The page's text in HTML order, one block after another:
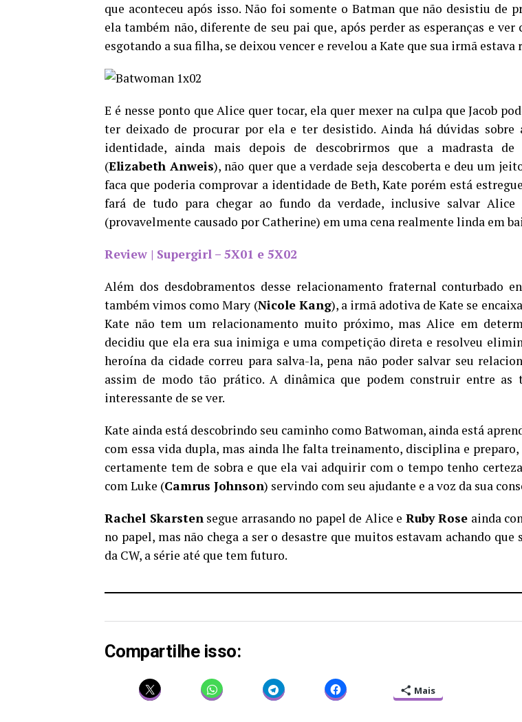
que aconteceu após isso. Não foi somente o Batman que não desistiu de
ela também não, diferente de seu pai que, após perder as esperanças e ver
esgotando a sua filha, se deixou vencer e revelou a Kate que sua irmã
E é nesse ponto que Alice quer tocar, ela quer mexer na culpa que Jacob
ter deixado de procurar por ela e ter desistido. Ainda há dúvidas sobre
identidade, ainda mais depois de descobrirmos que a madrasta de
(Elizabeth Anweis), não quer que a verdade seja descoberta e deu um
faca que poderia comprovar a identidade de Beth, Kate porém está
fará de tudo para chegar ao fundo da verdade, inclusive salvar Alice
(provavelmente causado por Catherine) em uma cena realmente linda em
Review | Supergirl – 5X01 e 5X02
Além dos desdobramentos desse relacionamento fraternal conturbado
também vimos como Mary (Nicole Kang), a irmã adotiva de Kate se
Kate não tem um relacionamento muito próximo, mas Alice em
decidiu que ela era sua inimiga e uma competição direta e resolveu
heroína da cidade correu para salva-la, pena não poder salvar seu
assim de modo tão prático. A dinâmica que podem construir entre as
interessante de se ver.
Kate ainda está descobrindo seu caminho como Batwoman, ainda está
com essa vida dupla, mas ainda lhe falta treinamento, disciplina e preparo,
certamente tem de sobra e que ela vai adquirir com o tempo tenho
com Luke (Camrus Johnson) servindo com seu ajudante e a voz da sua
Rachel Skarstensegue arrasando no papel de Alice e Ruby Rose ainda
no papel, mas não chega a ser o desastre que muitos estavam achando que
da CW, a série até que tem futuro.
Compartilhe isso:
Mais